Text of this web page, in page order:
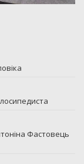
Фастовець